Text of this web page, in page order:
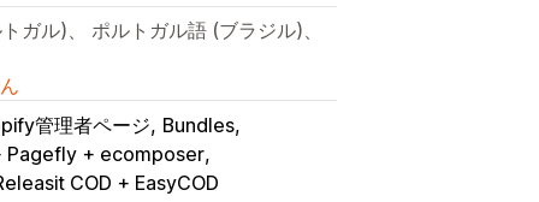
ガル)、 ポルトガル語 (ブラジル)、
管理者ページ Bundles
Pagefly + ecomposer
COD + EasyCOD